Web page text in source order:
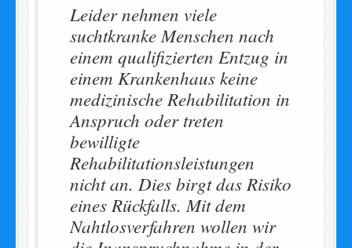
Leider nehmen viele
suchtkranke Menschen nach
einem qualifizierten Entzug in
einem Krankenhaus keine
medizinische Rehabilitation in
Anspruch oder treten
bewilligte
Rehabilitationsleistungen
nicht an. Dies birgt das Risiko
eines Rückfalls. Mit dem
Nahtlosverfahren wollen wir